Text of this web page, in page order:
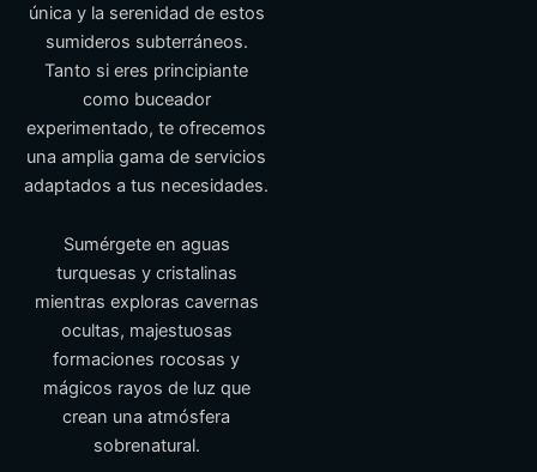
única y la serenidad de estos
sumideros subterráneos.
Tanto si eres principiante
como buceador
experimentado, te ofrecemos
una amplia gama de servicios
adaptados a tus necesidades.
Sumérgete en aguas
turquesas y cristalinas
mientras exploras cavernas
ocultas, majestuosas
formaciones rocosas y
mágicos rayos de luz que
crean una atmósfera
sobrenatural.